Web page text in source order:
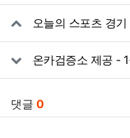
관련자료오늘의 스포츠 경
온카검증소 제공 -
댓글 0